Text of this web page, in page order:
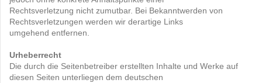
Rechtsverletzung nicht zumutbar. Bei Bekanntwerden von
Rechtsverletzungen werden wir derartige Links
umgehend entfernen.
Urheberrecht
Die durch die Seitenbetreiber erstellten Inhalte und Werke auf
diesen Seiten unterliegen dem deutschen